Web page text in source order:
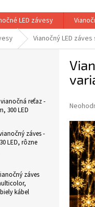
LED závesy
Vianočný LED
reťaz -
300 LED
záves -
LED, rôzne
záves
kábel
je
0,0
z
5